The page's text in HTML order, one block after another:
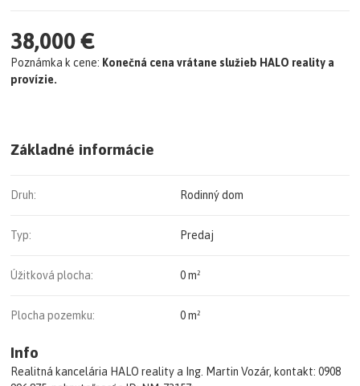
38,000 €
Poznámka k cene: Konečná cena vrátane služieb HALO reality a
provízie.
Základné informácie
Druh: Rodinný dom
Typ: Predaj
Úžitková plocha: 0 m²
Plocha pozemku: 0 m²
Info
Realitná kancelária HALO reality a Ing. Martin Vozár, kontakt: 0908